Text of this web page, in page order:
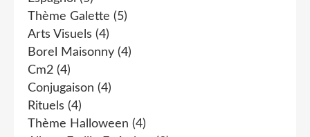
Thème Galette (5)
Arts Visuels (4)
Borel Maisonny (4)
Cm2 (4)
Conjugaison (4)
Rituels (4)
Thème Halloween (4)